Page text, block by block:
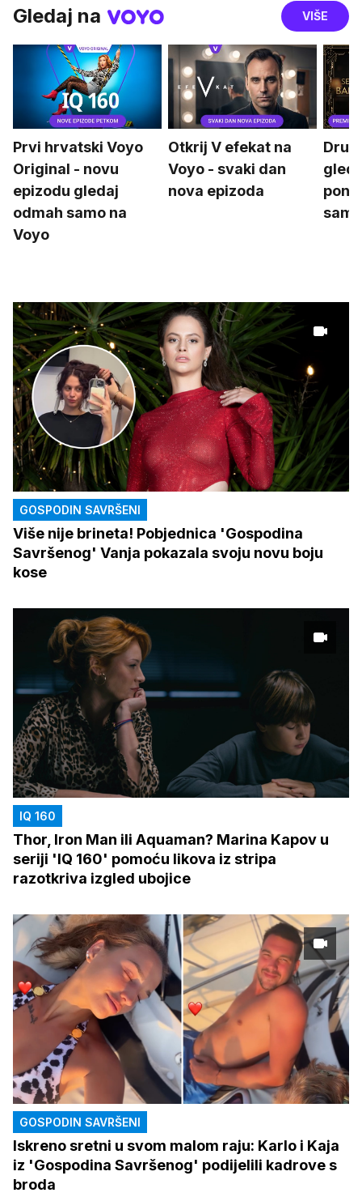
Gledaj na VIŠE
Prvi hrvatski Voyo
Original - novu
epizodu gledaj
odmah samo na
Voyo
Otkrij V efekat na
Voyo - svaki dan
nova epizoda
GOSPODIN SAVRŠENI
Više nije brineta! Pobjednica 'Gospodina
Savršenog' Vanja pokazala svoju novu boju
kose
IQ 160
Thor, Iron Man ili Aquaman? Marina Kapov u
seriji 'IQ 160' pomoću likova iz stripa
razotkriva izgled ubojice
GOSPODIN SAVRŠENI
Iskreno sretni u svom malom raju: Karlo i Kaja
iz 'Gospodina Savršenog' podijelili kadrove s
broda